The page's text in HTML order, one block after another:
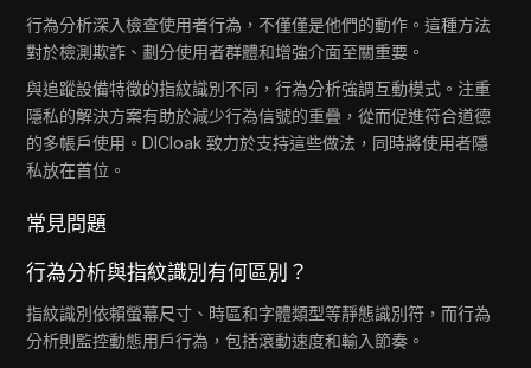
行為分析深入檢查使用者行為，不僅僅是他們的動作。這種方法
對於檢測欺詐、劃分使用者群體和增強介面至關重要。
與追蹤設備特徵的指紋識別不同，行為分析強調互動模式。注重
隱私的解決方案有助於減少行為信號的重疊，從而促進符合道德
的多帳戶使用。DICloak 致力於支持這些做法，同時將使用者隱
私放在首位。
常見問題
行為分析與指紋識別有何區別？
指紋識別依賴螢幕尺寸、時區和字體類型等靜態識別符，而行為
分析則監控動態用戶行為，包括滾動速度和輸入節奏。